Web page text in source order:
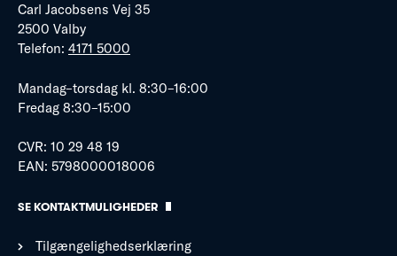
Carl Jacobsens Vej 35
2500 Valby
Telefon: 4171 5000
Mandag–torsdag kl. 8:30–16:00
Fredag 8:30–15:00
CVR: 10 29 48 19
EAN: 5798000018006
SE KONTAKTMULIGHEDER
Tilgængelighedserklæring